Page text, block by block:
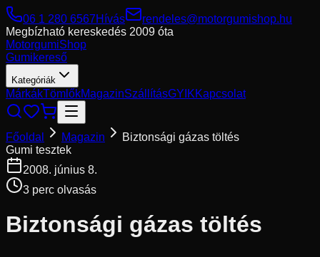
06 1 280 6567Hívás
rendeles@motorgumishop.hu
Megbízható kereskedés 2009 óta
MotorgumiShop
Gumikereső
Kategóriák
MárkákTömlőkMagazinSzállításGYIKKapcsolat
Főoldal Magazin
Biztonsági gázas töltés
Gumi tesztek
2008. június 8.
3 perc olvasás
Biztonsági gázas töltés